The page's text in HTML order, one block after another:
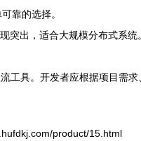
靠的选择。
突出，适合大规模分布式系统。
具。开发者应根据项目需
product/15.html